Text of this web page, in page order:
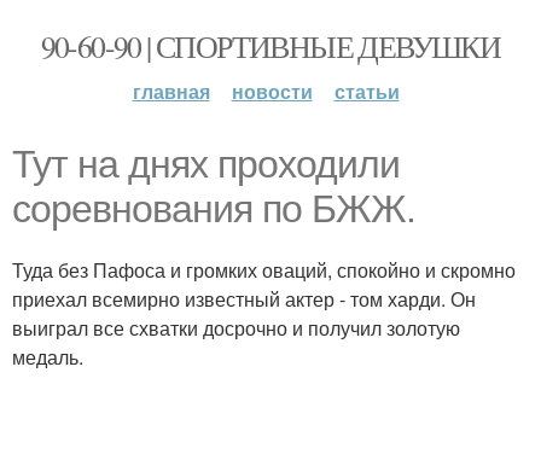
90-60-90 | СПОРТИВНЫЕ ДЕВУШКИ
главная новости статьи
Тут на днях проходили
соревнования по БЖЖ.
Туда без Пафоса и громких оваций, спокойно и скромно
приехал всемирно известный актер - том харди. Он
выиграл все схватки досрочно и получил золотую
медаль.